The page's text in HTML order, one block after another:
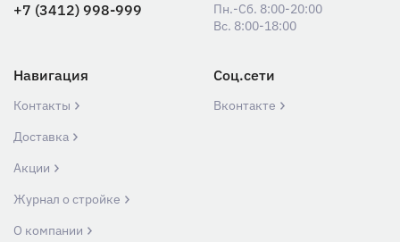
+7 (3412) 998-999
Пн.-Сб. 8:00-20:00
Вс. 8:00-18:00
Навигация
Контакты
Доставка
Акции
Журнал о стройке
О компании
Соц.сети
Вконтакте